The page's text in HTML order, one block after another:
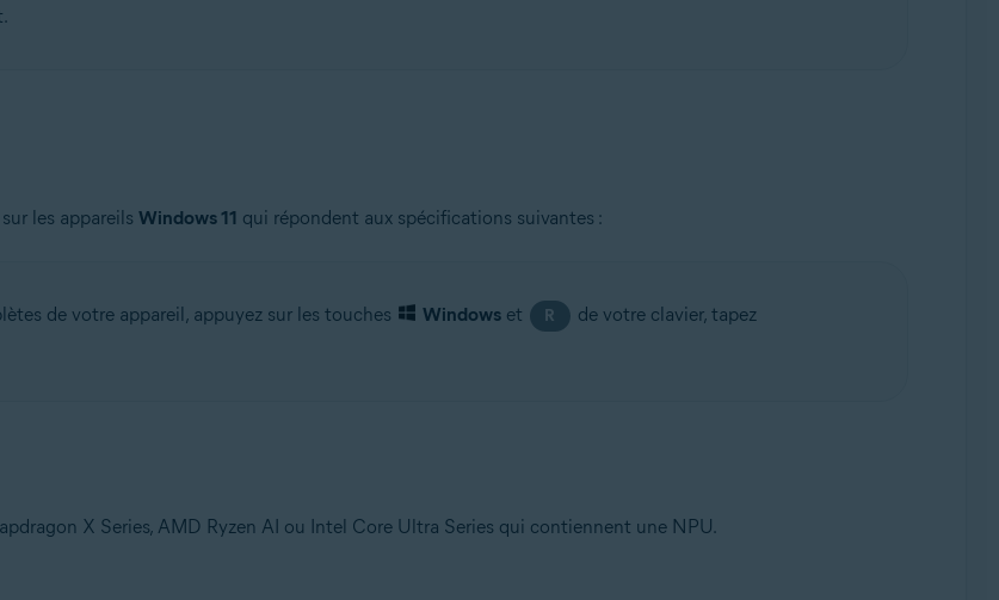
les appareils Windows 11 qui répondent aux spécifications suivantes :
de votre appareil, appuyez sur les touches Windowset R de votre clavier, tapez
X Series, AMD Ryzen AI ou Intel Core Ultra Series qui contiennent une NPU.